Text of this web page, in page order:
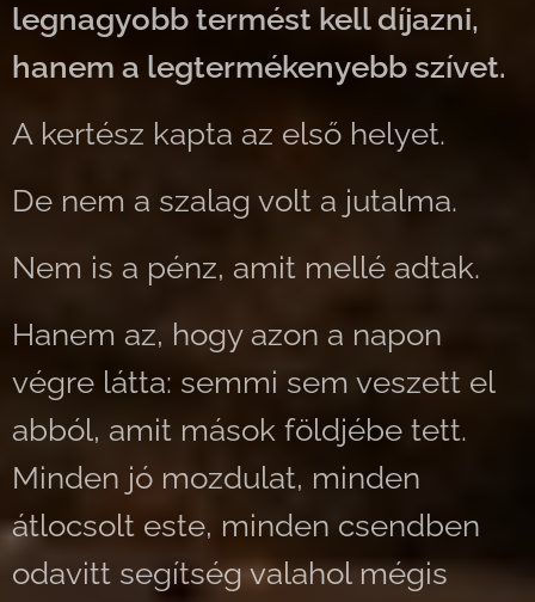
legnagyobb termést kell díjazni,
hanem a legtermékenyebb szívet.
A kertész kapta az első helyet.
De nem a szalag volt a jutalma.
Nem is a pénz, amit mellé adtak.
Hanem az, hogy azon a napon
végre látta: semmi sem veszett el
abból, amit mások földjébe tett.
Minden jó mozdulat, minden
átlocsolt este, minden csendben
odavitt segítség valahol mégis